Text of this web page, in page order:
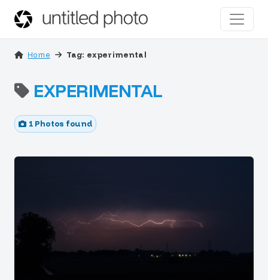
Home Tag: experimental
EXPERIMENTAL
1 Photos found